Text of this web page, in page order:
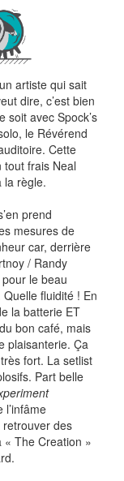
artiste qui sait
dire, c’est bien
soit avec Spock’s
le Révérend
Cette
frais Neal
la règle.
prend
mesures de
car, derrière
/ Randy
le beau
fluidité ! En
la batterie ET
bon café, mais
plaisanterie. Ça
fort. La setlist
Part belle
l’infâme
retrouver des
The Creation »